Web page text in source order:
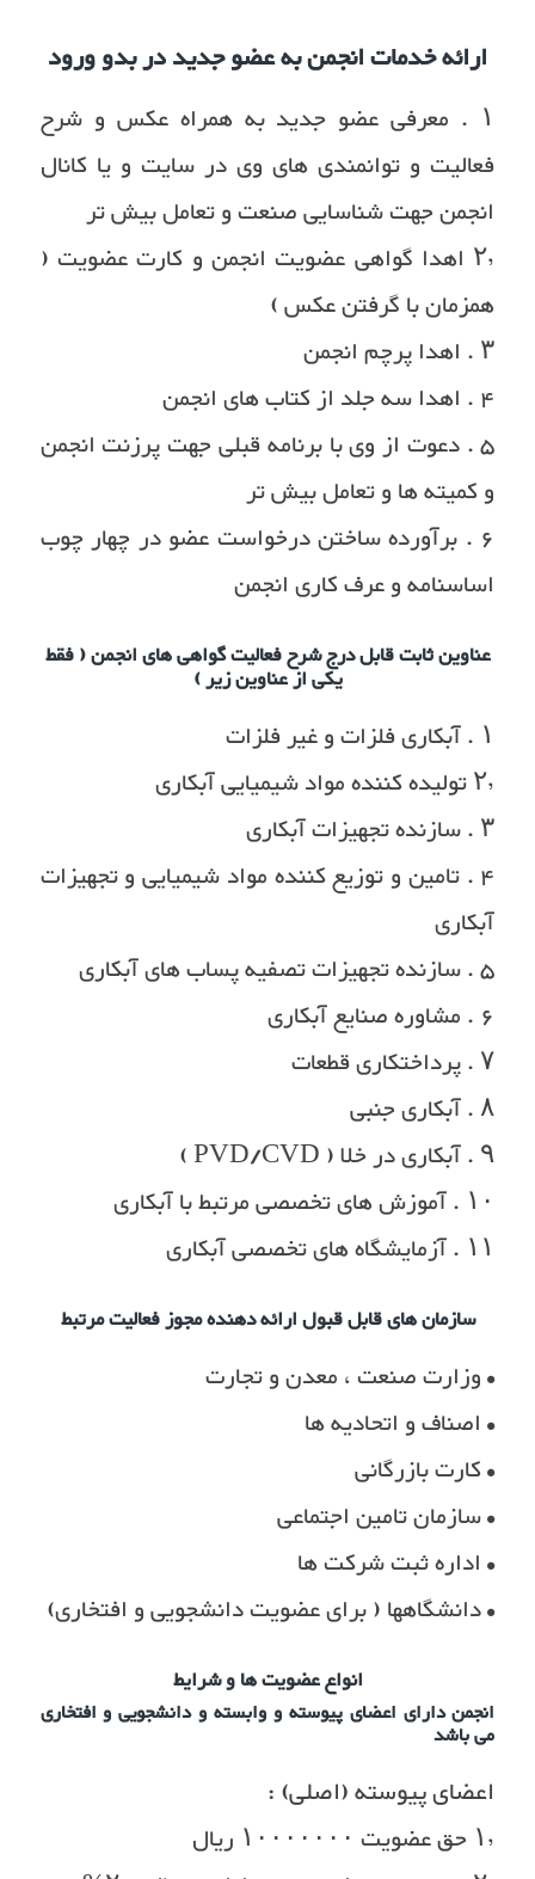
ارائه خدمات انجمن به عضو جدید در بدو ورود
۱ . معرفی عضو جدید به همراه عکس و شرح
فعالیت و توانمندی های وی در سایت و یا کانال
انجمن جهت شناسایی صنعت و تعامل بیش تر
۲٫ اهدا گواهی عضویت انجمن و کارت عضویت (
همزمان با گرفتن عکس )
۳ . اهدا پرچم انجمن
۴ . اهدا سه جلد از کتاب های انجمن
۵ . دعوت از وی با برنامه قبلی جهت پرزنت انجمن
و کمیته ها و تعامل بیش تر
۶ . برآورده ساختن درخواست عضو در چهار چوب
اساسنامه و عرف کاری انجمن
عناوین ثابت قابل درج شرح فعالیت گواهی های انجمن ( فقط
یکی از عناوین زیر )
۱ . آبکاری فلزات و غیر فلزات
۲٫ تولیده کننده مواد شیمیایی آبکاری
۳ . سازنده تجهیزات آبکاری
۴ . تامین و توزیع کننده مواد شیمیایی و تجهیزات
آبکاری
۵ . سازنده تجهیزات تصفیه پساب های آبکاری
۶ . مشاوره صنایع آبکاری
۷ . پرداختکاری قطعات
۸ . آبکاری جنبی
۹ . آبکاری در خلا ( PVD/CVD )
۱۰ . آموزش های تخصصی مرتبط با آبکاری
۱۱ . آزمایشگاه های تخصصی آبکاری
سازمان های قابل قبول ارائه دهنده مجوز فعالیت مرتبط
• وزارت صنعت ، معدن و تجارت
• اصناف و اتحادیه ها
• کارت بازرگانی
• سازمان تامین اجتماعی
• اداره ثبت شرکت ها
• دانشگاهها ( برای عضویت دانشجویی و افتخاری)
انواع عضویت ها و شرایط
انجمن دارای اعضای پیوسته و وابسته و دانشجویی و افتخاری
می باشد
اعضای پیوسته (اصلی) :
۱٫ حق عضویت ۱۰۰۰۰۰۰۰ ریال